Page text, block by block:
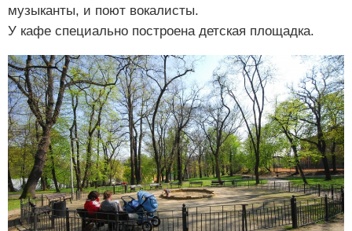
музыканты, и поют вокалисты.
У кафе специально построена детская площадка.